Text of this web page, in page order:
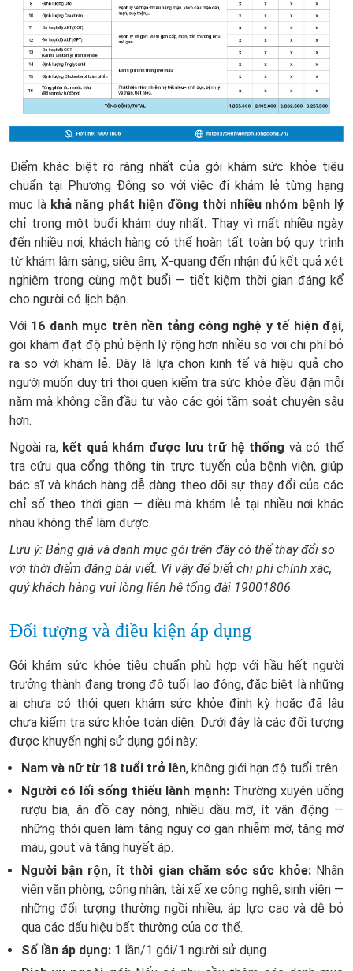
Điểm khác biệt rõ ràng nhất của gói khám sức khỏe tiêu
chuẩn tại Phương Đông so với việc đi khám lẻ từng hạng
mục là khả năng phát hiện đồng thời nhiều nhóm bệnh lý
chỉ trong một buổi khám duy nhất. Thay vì mất nhiều ngày
đến nhiều nơi, khách hàng có thể hoàn tất toàn bộ quy trình
từ khám lâm sàng, siêu âm, X-quang đến nhận đủ kết quả xét
nghiệm trong cùng một buổi — tiết kiệm thời gian đáng kể
cho người có lịch bận.
Với 16 danh mục trên nền tảng công nghệ y tế hiện đại,
gói khám đạt độ phủ bệnh lý rộng hơn nhiều so với chi phí bỏ
ra so với khám lẻ. Đây là lựa chọn kinh tế và hiệu quả cho
người muốn duy trì thói quen kiểm tra sức khỏe đều đặn mỗi
năm mà không cần đầu tư vào các gói tầm soát chuyên sâu
hơn.
Ngoài ra, kết quả khám được lưu trữ hệ thống và có thể
tra cứu qua cổng thông tin trực tuyến của bệnh viện, giúp
bác sĩ và khách hàng dễ dàng theo dõi sự thay đổi của các
chỉ số theo thời gian — điều mà khám lẻ tại nhiều nơi khác
nhau không thể làm được.
Lưu ý: Bảng giá và danh mục gói trên đây có thể thay đổi so
với thời điểm đăng bài viết. Vì vậy để biết chi phí chính xác,
quý khách hàng vui lòng liên hệ tổng đài 19001806
Đối tượng và điều kiện áp dụng
Gói khám sức khỏe tiêu chuẩn phù hợp với hầu hết người
trưởng thành đang trong độ tuổi lao động, đặc biệt là những
ai chưa có thói quen khám sức khỏe định kỳ hoặc đã lâu
chưa kiểm tra sức khỏe toàn diện. Dưới đây là các đối tượng
được khuyến nghị sử dụng gói này:
Nam và nữ từ 18 tuổi trở lên, không giới hạn độ tuổi trên.
Người có lối sống thiếu lành mạnh: Thường xuyên uống
rượu bia, ăn đồ cay nóng, nhiều dầu mỡ, ít vận động —
những thói quen làm tăng nguy cơ gan nhiễm mỡ, tăng mỡ
máu, gout và tăng huyết áp.
Người bận rộn, ít thời gian chăm sóc sức khỏe:Nhân
viên văn phòng, công nhân, tài xế xe công nghệ, sinh viên —
những đối tượng thường ngồi nhiều, áp lực cao và dễ bỏ
qua các dấu hiệu bất thường của cơ thể.
Số lần áp dụng: 1 lần/1 gói/1 người sử dụng.